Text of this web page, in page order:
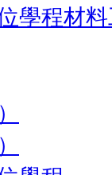
學程材